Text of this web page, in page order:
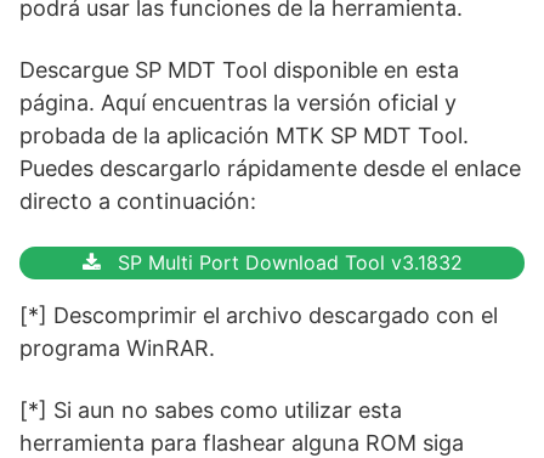
podrá usar las funciones de la herramienta.
Descargue SP MDT Tool disponible en esta
página. Aquí encuentras la versión oficial y
probada de la aplicación MTK SP MDT Tool.
Puedes descargarlo rápidamente desde el enlace
directo a continuación:
SP Multi Port Download Tool v3.1832
[*] Descomprimir el archivo descargado con el
programa WinRAR.
[*] Si aun no sabes como utilizar esta
herramienta para flashear alguna ROM siga